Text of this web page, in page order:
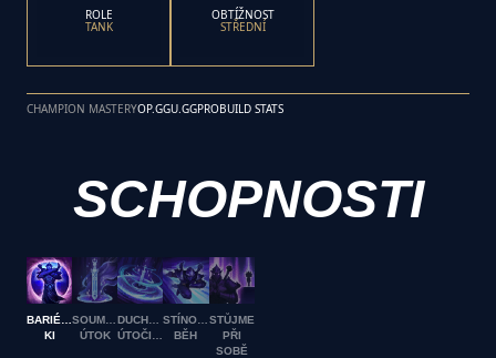
ROLE
TANK
OBTÍŽNOST
STŘEDNÍ
CHAMPION MASTERYOP.GGU.GGPROBUILD STATS
SCHOPNOSTI
BARIÉRA
KI
SOUMRAČNÝ
ÚTOK
DUCHOVNÍSTÍNOVÝ
BĚH
STŮJME
PŘI
SOBĚ